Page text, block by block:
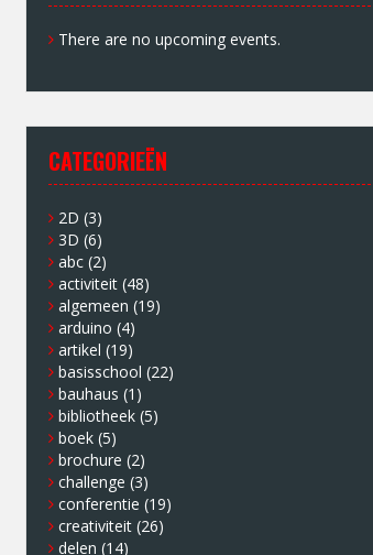
There are no upcoming events.
CATEGORIEËN
2D (3)
3D (6)
abc (2)
activiteit (48)
algemeen (19)
arduino (4)
artikel (19)
basisschool (22)
bauhaus (1)
bibliotheek (5)
boek (5)
brochure (2)
challenge (3)
conferentie (19)
creativiteit (26)
delen (14)